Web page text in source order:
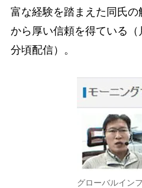
富な経験を踏まえた同氏
から厚い信頼を得ている
分頃配信）。
グローバルイン